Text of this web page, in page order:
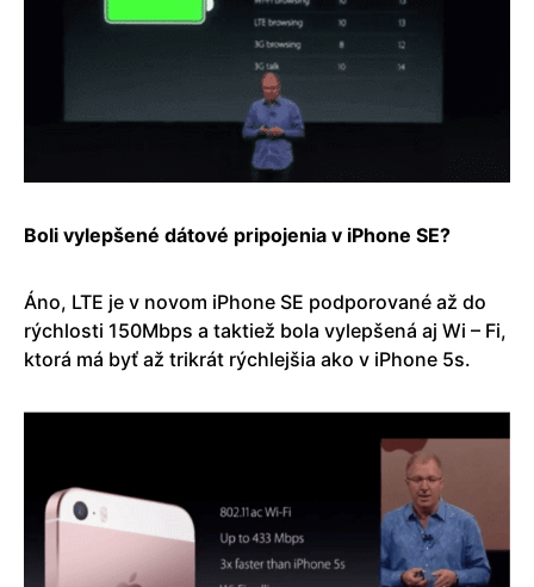
Boli vylepšené dátové pripojenia v iPhone SE?
Áno, LTE je v novom iPhone SE podporované až do
rýchlosti 150Mbps a taktiež bola vylepšená aj Wi – Fi,
ktorá má byť až trikrát rýchlejšia ako v iPhone 5s.